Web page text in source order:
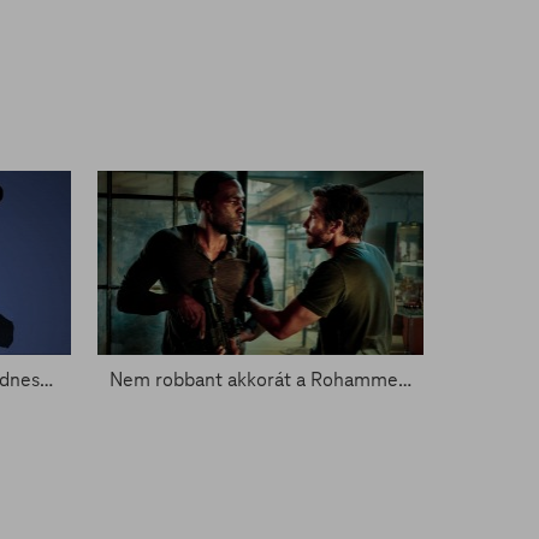
Megmutatta magát az új Wednesday Addams – Zacc nélkül 1472. Nem robbant akkorát a Rohammentő - Zacc nélkül 1437.